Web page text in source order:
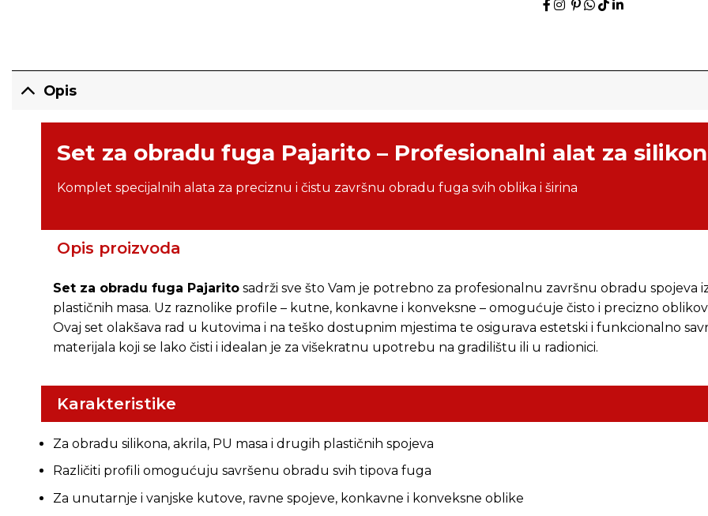
Opis
Set za obradu fuga Pajarito – Profesionalni alat za
Komplet specijalnih alata za preciznu i čistu završnu obradu fuga svih oblika i širina
Opis proizvoda
Set za obradu fuga Pajaritosadrži sve što Vam je potrebno za profesionalnu završnu obradu spojeva
plastičnih masa. Uz raznolike profile – kutne, konkavne i konveksne – omogućuje čisto i precizno
Ovaj set olakšava rad u kutovima i na teško dostupnim mjestima te osigurava estetski i funkcionalno
materijala koji se lako čisti i idealan je za višekratnu upotrebu na gradilištu ili u radionici.
Karakteristike
Za obradu silikona, akrila, PU masa i drugih plastičnih spojeva
Različiti profili omogućuju savršenu obradu svih tipova fuga
Za unutarnje i vanjske kutove, ravne spojeve, konkavne i konveksne oblike